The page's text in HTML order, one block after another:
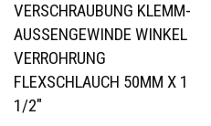
VERSCHRAUBUNG KLEMM-
AUSSENGEWINDE WINKEL V
ERROHRUNG F
LEXSCHLAUCH 50MM X 1 1
/2″